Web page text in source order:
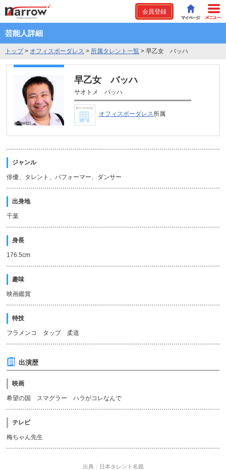
会員登録
芸能人詳細
トップ> オフィスボーダレス > 所属タレント一覧 > 早乙女 バッハ
早乙女 バッハ
サオトメ バッハ
オフィスボーダレス所属
ジャンル
俳優、タレント、パフォーマー、ダンサー
出身地
千葉
身長
176.5cm
趣味
映画鑑賞
特技
フラメンコ タップ 柔道
出演歴
映画
希望の国 スマグラー ハラがコレなんで
テレビ
梅ちゃん先生
出典：日本タレント名鑑